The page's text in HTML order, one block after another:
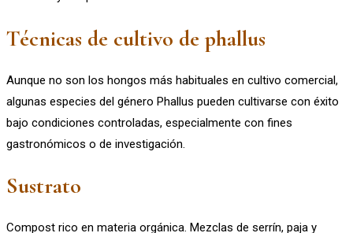
Técnicas de cultivo de phallus
Aunque no son los hongos más habituales en cultivo comercial,
algunas especies del género Phallus pueden cultivarse con éxito
bajo condiciones controladas, especialmente con fines
gastronómicos o de investigación.
Sustrato
Compost rico en materia orgánica. Mezclas de serrín, paja y